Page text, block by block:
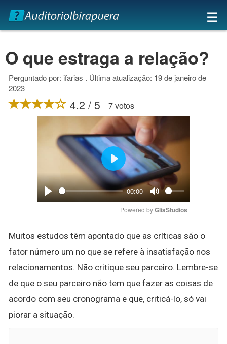
×
☰
O que estraga a relação?
Perguntado por: ifarias . Última atualização: 19 de janeiro de
2023
4.2 / 5 7 votos
Play
00:00
Mute
Play
Powered by GliaStudios
Muitos estudos têm apontado que as críticas são o
fator número um no que se refere à insatisfação nos
relacionamentos. Não critique seu parceiro. Lembre-se
de que o seu parceiro não tem que fazer as coisas de
acordo com seu cronograma e que, criticá-lo, só vai
piorar a situação.